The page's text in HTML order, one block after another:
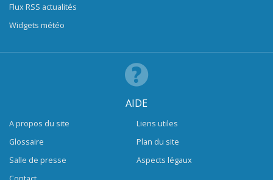
Flux RSS actualités
Widgets météo
AIDE
A propos du site
Glossaire
Salle de presse
Liens utiles
Plan du site
Aspects légaux